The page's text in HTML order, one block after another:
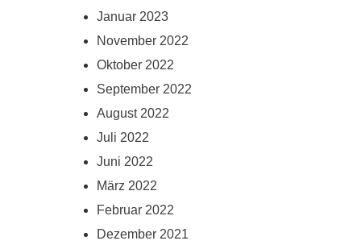
Januar 2023
November 2022
Oktober 2022
September 2022
August 2022
Juli 2022
Juni 2022
März 2022
Februar 2022
Dezember 2021